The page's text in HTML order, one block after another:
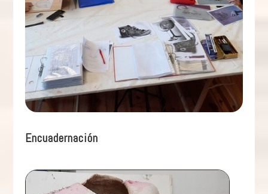
Encuadernación